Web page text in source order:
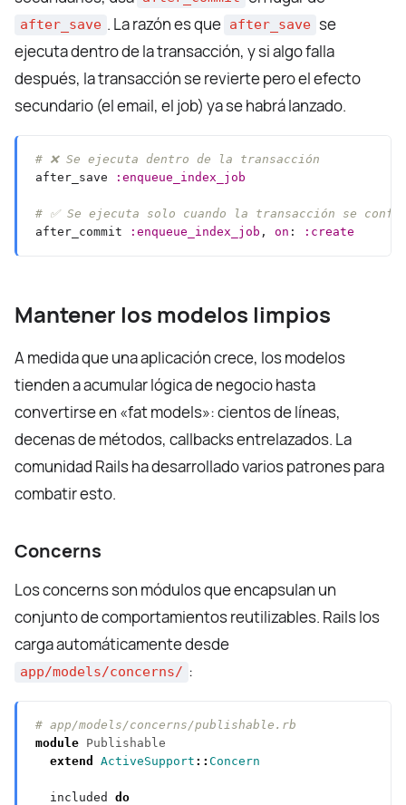
after_save . La razón es que after_save se
ejecuta dentro de la transacción, y si algo falla
después, la transacción se revierte pero el efecto
secundario (el email, el job) ya se habrá lanzado.
# ❌ Se ejecuta dentro de la transacción
after_save
:enqueue_index_job
# ✅ Se ejecuta solo cuando la transacción se
after_commit
:enqueue_index_job , on : :create
Mantener los modelos limpios
A medida que una aplicación crece, los modelos
tienden a acumular lógica de negocio hasta
convertirse en «fat models»: cientos de líneas,
decenas de métodos, callbacks entrelazados. La
comunidad Rails ha desarrollado varios patrones para
combatir esto.
Concerns
Los concerns son módulos que encapsulan un
conjunto de comportamientos reutilizables. Rails los
carga automáticamente desde
app/models/concerns/ :
# app/models/concerns/publishable.rb
module Publishable
extend
ActiveSupport :: Concern
  included
do